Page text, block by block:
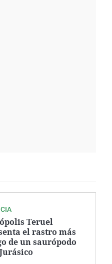
Teruel
el rastro más
de un saurópodo